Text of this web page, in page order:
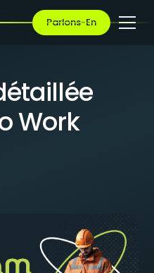
Parlons-En
WORK ORDERS
Work